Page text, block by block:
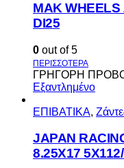
MAK
DI25
0 out of 5
ΓΡΗΓΟΡΗ
Εξαντλημένο
ΕΠΙΒΑΤΙΚΑ,
JAPAN
8.25X17